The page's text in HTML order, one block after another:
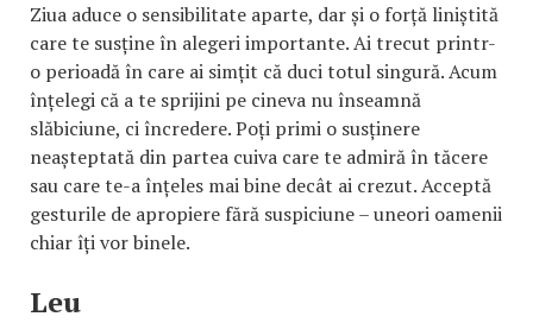
Ziua aduce o sensibilitate aparte, dar și o forță liniștită
care te susține în alegeri importante. Ai trecut printr-
o perioadă în care ai simțit că duci totul singură. Acum
înțelegi că a te sprijini pe cineva nu înseamnă
slăbiciune, ci încredere. Poți primi o susținere
neașteptată din partea cuiva care te admiră în tăcere
sau care te-a înțeles mai bine decât ai crezut. Acceptă
gesturile de apropiere fără suspiciune – uneori oamenii
chiar îți vor binele.
Leu